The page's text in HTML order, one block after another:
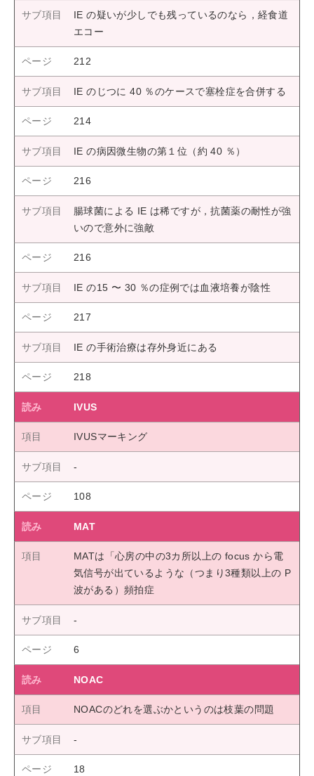
IE の疑いが少しでも残っているのなら，経食道
エコー
212
IE のじつに 40 ％のケースで塞栓症を合併する
214
IE の病因微生物の第１位（約 40 ％）
216
腸球菌による IE は稀ですが，抗菌薬の耐性が強
いので意外に強敵
216
IE の15 〜 30 ％の症例では血液培養が陰性
217
IE の手術治療は存外身近にある
218
IVUS
IVUSマーキング
108
MAT
MATは「心房の中の3カ所以上の focus から電
気信号が出ているような（つまり3種類以上の P
波がある）頻拍症
6
NOAC
NOACのどれを選ぶかというのは枝葉の問題
18